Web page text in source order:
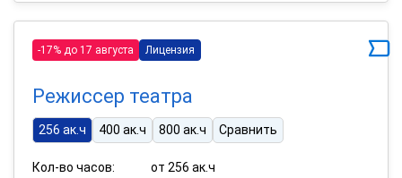
-17% до 17 августа Лицензия
Режиссер театра
256 ак.ч 400 ак.ч 800 ак.ч Сравнить
Кол-во часов:
от 256 ак.ч